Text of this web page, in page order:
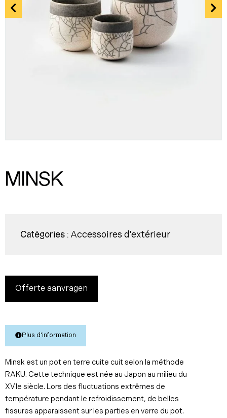
MINSK
Catégories : Accessoires d'extérieur
Offerte aanvragen
Plus d'information
Minsk est un pot en terre cuite cuit selon la méthode
RAKU. Cette technique est née au Japon au milieu du
XVIe siècle. Lors des fluctuations extrêmes de
température pendant le refroidissement, de belles
fissures apparaissent sur les parties en verre du pot.